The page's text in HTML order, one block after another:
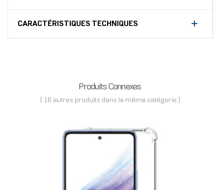
CARACTÉRISTIQUES TECHNIQUES
Produits Connexes
( 16 autres produits dans la même catégorie )